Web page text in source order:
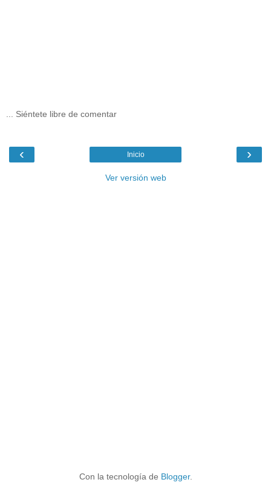
... Siéntete libre de comentar
‹ ›
Inicio
Ver versión web
Con la tecnología de Blogger.